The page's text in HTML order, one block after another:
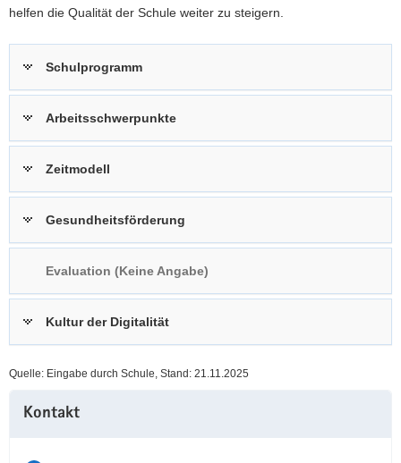
e
i
g
o
n
i
helfen die Qualität der Schule weiter zu steigern.
Schulprogramm
Arbeitsschwerpunkte
Zeitmodell
Gesundheitsförderung
Evaluation (Keine Angabe)
Kultur der Digitalität
Quelle: Eingabe durch Schule, Stand: 21.11.2025
Information
Kontakt